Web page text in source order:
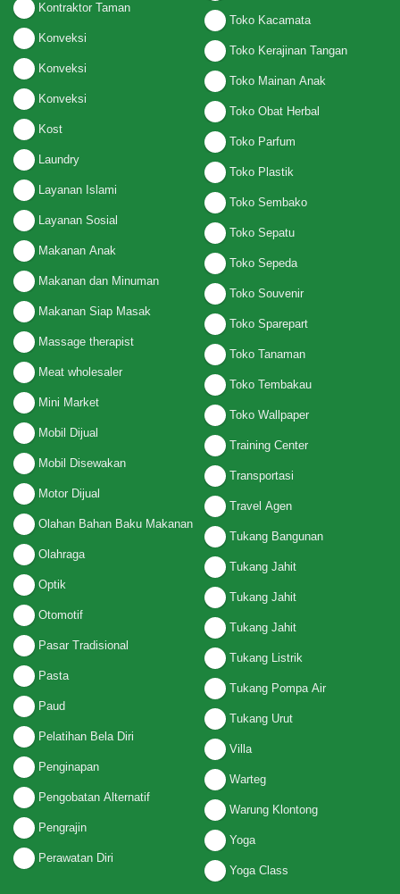
Kontraktor Taman
Konveksi
Konveksi
Konveksi
Kost
Laundry
Layanan Islami
Layanan Sosial
Makanan Anak
Makanan dan Minuman
Makanan Siap Masak
Massage therapist
Meat wholesaler
Mini Market
Mobil Dijual
Mobil Disewakan
Motor Dijual
Olahan Bahan Baku Makanan
Olahraga
Optik
Otomotif
Pasar Tradisional
Pasta
Paud
Pelatihan Bela Diri
Penginapan
Pengobatan Alternatif
Pengrajin
Perawatan Diri
Toko Kacamata
Toko Kerajinan Tangan
Toko Mainan Anak
Toko Obat Herbal
Toko Parfum
Toko Plastik
Toko Sembako
Toko Sepatu
Toko Sepeda
Toko Souvenir
Toko Sparepart
Toko Tanaman
Toko Tembakau
Toko Wallpaper
Training Center
Transportasi
Travel Agen
Tukang Bangunan
Tukang Jahit
Tukang Jahit
Tukang Jahit
Tukang Listrik
Tukang Pompa Air
Tukang Urut
Villa
Warteg
Warung Klontong
Yoga
Yoga Class